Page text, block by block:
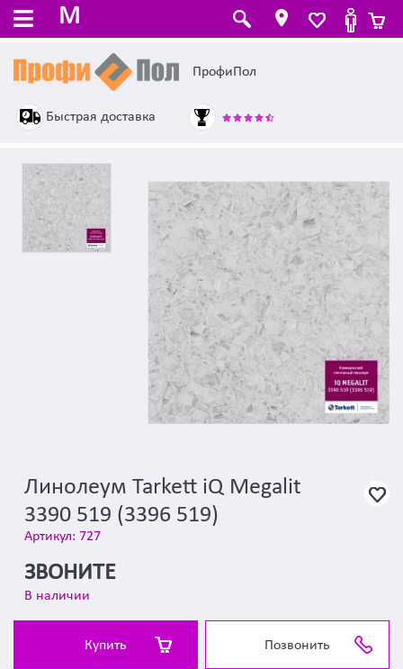
M
ПрофиПол
Быстрая доставка
Линолеум Tarkett iQ Megalit
3390 519 (3396 519)
Артикул: 727
ЗВОНИТЕ
В наличии
Купить Позвонить